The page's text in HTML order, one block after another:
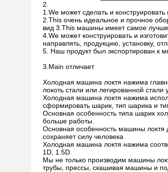
2.
1.We может сделать и
2.This очень идеальное и прочное
вид 3.This машины имеет самое
4.We может конструировать и
направлять, продукцию, установку,
5. Наш продукт был экспортирован к
3.Main отличает
Холодная машина локтя нажима
локоть стали или легированной
Холодная машина локтя нажима
сформировать шарик, тип шарика и
Основная особенность типа шарик
больше работы.
Основная особенность машины локтя
сохраняет силу человека
Холодная машина локтя нажима
1D, 1.5D.
Мы не только производим машины
трубы, прессы, скашивая машины и